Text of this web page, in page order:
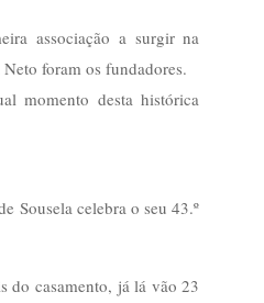
associação a surgir na
foram os fundadores.
momento desta histórica
Sousela celebra o seu 43.º
do casamento, já lá vão 23